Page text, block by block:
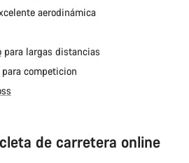
aerodinámica
para largas distancias
para competicion
de carretera online